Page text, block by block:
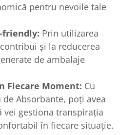
pentru nevoile tale
friendly: Prin utilizarea
și la reducerea
de ambalaje
Fiecare Moment: Cu
de Absorbante, poți avea
vei gestiona transpirația
în fiecare situație.